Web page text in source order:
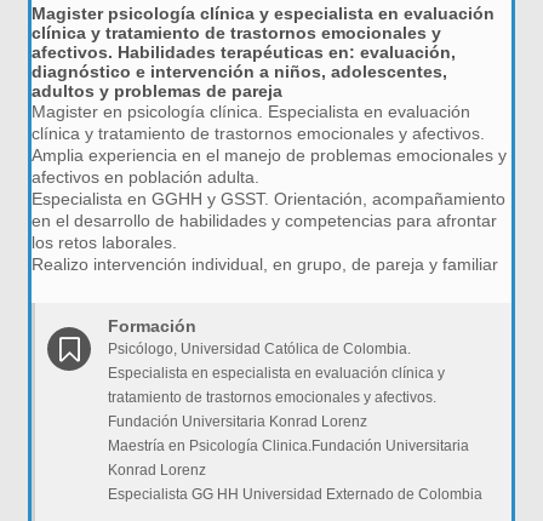
Magister psicología clínica y especialista en evaluación
clínica y tratamiento de trastornos emocionales y
afectivos. Habilidades terapéuticas en: evaluación,
diagnóstico e intervención a niños, adolescentes,
adultos y problemas de pareja
Magister en psicología clínica. Especialista en evaluación
clínica y tratamiento de trastornos emocionales y afectivos.
Amplia experiencia en el manejo de problemas emocionales y
afectivos en población adulta.
Especialista en GGHH y GSST. Orientación, acompañamiento
en el desarrollo de habilidades y competencias para afrontar
los retos laborales.
Realizo intervención individual, en grupo, de pareja y familiar
Formación
Psicólogo, Universidad Católica de Colombia.
Especialista en especialista en evaluación clínica y
tratamiento de trastornos emocionales y afectivos.
Fundación Universitaria Konrad Lorenz
Maestría en Psicología Clinica.Fundación Universitaria
Konrad Lorenz
Especialista GG HH Universidad Externado de Colombia